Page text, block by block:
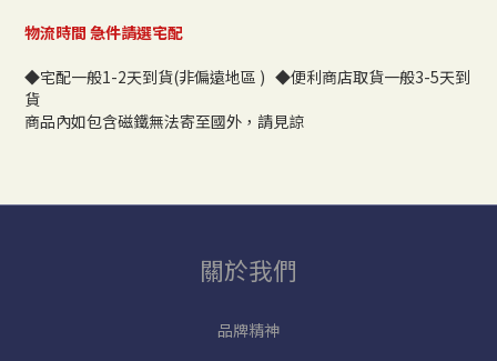
物流時間 急件請選宅配
◆宅配一般1-2天到貨(非偏遠地區 ) ◆便利商店取貨一般3-5天到
貨
商品內如包含磁鐵無法寄至國外，請見諒
關於我們
品牌精神